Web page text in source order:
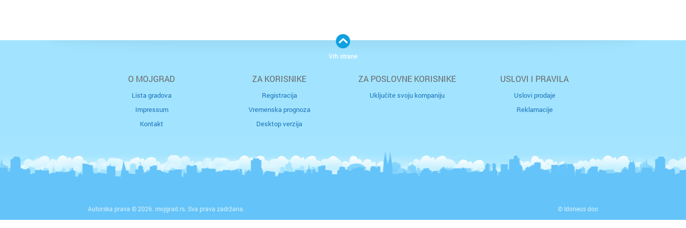
O MOJGRAD
Lista gradova
Impressum
Kontakt
ZA KORISNIKE
Registracija
Vremenska prognoza
Desktop verzija
ZA POSLOVNE KORISNIKE
Uključite svoju kompaniju
USLOVI I PRAVILA
Uslovi prodaje
Reklamacije
Autorska prava © 2026. mojgrad.rs. Sva prava zadržana. © Idoneus doo
Vrh strane